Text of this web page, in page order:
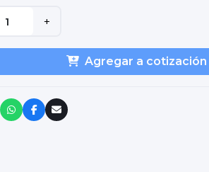
+
Agregar a cotización